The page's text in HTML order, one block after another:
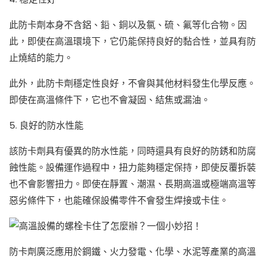
此防卡劑本身不含鋁、鉛、銅以及氯、硫、氟等化合物。因
此，即使在高溫環境下，它仍能保持良好的黏合性，並具有防
止燒結的能力。
此外，此防卡劑穩定性良好，不會與其他材料發生化學反應。
即使在高溫條件下，它也不會凝固、結焦或漏油。
5. 良好的防水性能
該防卡劑具有優異的防水性能，同時還具有良好的防銹和防腐
蝕性能。設備運作過程中，扭力能夠穩定保持，即使反覆拆裝
也不會影響扭力。即使在靜置、潮濕、長期高溫或極端高溫等
惡劣條件下，也能確保設備零件不會發生焊接或卡住。
防卡劑廣泛應用於鋼鐵、火力發電、化學、水泥等產業的高溫